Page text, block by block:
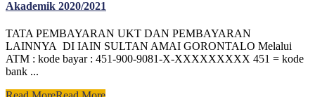
Akademik 2020/2021
TATA PEMBAYARAN UKT DAN PEMBAYARAN
LAINNYA DI IAIN SULTAN AMAI GORONTALO Melalui
ATM : kode bayar : 451-900-9081-X-XXXXXXXXX 451 = kode
bank ...